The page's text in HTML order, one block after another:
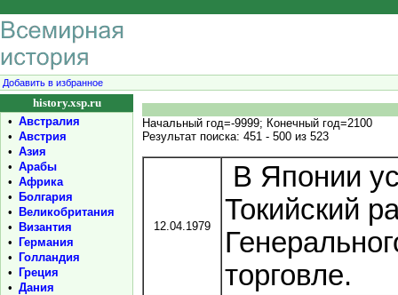
Добавить в избранное
history.xsp.ru
• Австралия
• Австрия
• Азия
• Арабы
• Африка
•
Болгария
•
Великобритания
•
Византия
•
Германия
•
Голландия
•
Греция
• Дания
Начальный год=-9999; Конечный год=2100
Результат поиска: 451 - 500 из 523
12.04.1979
В Японии
Токийский
торговле.